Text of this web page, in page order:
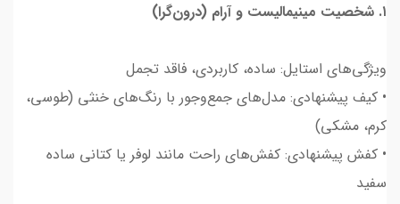
۱. شخصیت مینیمالیست و آرام (درون‌گرا)
ویژگی‌های استایل: ساده، کاربردی، فاقد تجمل
• کیف پیشنهادی: مدل‌های جمع‌وجور با رنگ‌های خنثی (طوسی،
کرم، مشکی)
• کفش پیشنهادی: کفش‌های راحت مانند لوفر یا کتانی ساده
سفید